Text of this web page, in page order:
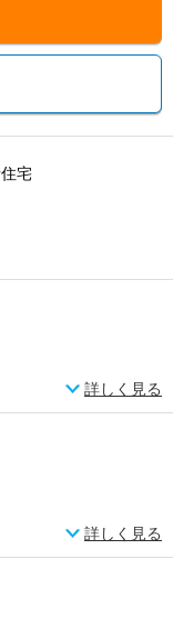
宅
詳しく見る
詳しく見る